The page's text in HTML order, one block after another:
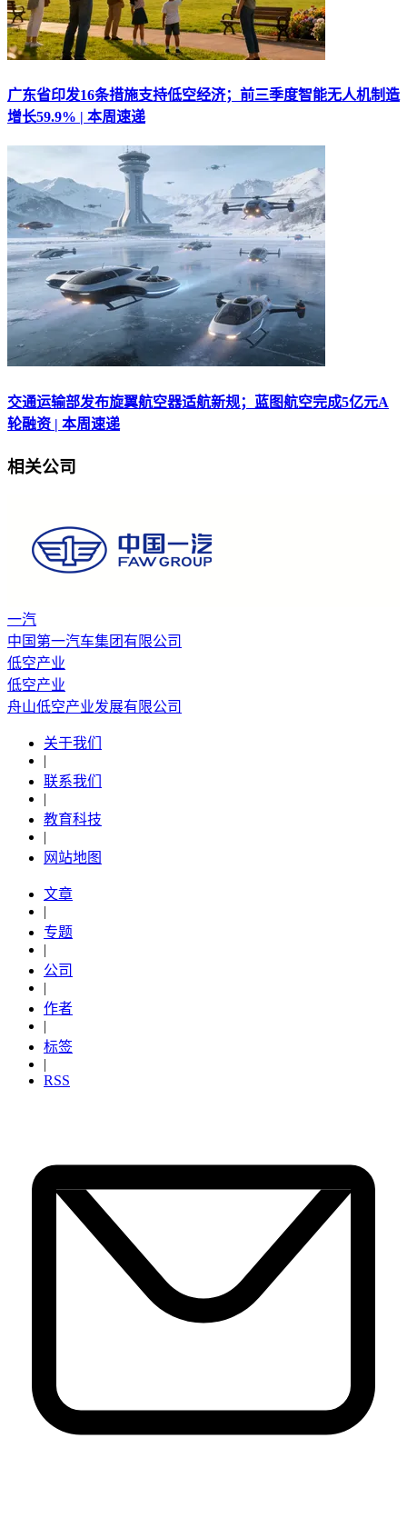
广东省印发16条措施支持低空经济；前三季度智能无人机制造
增长59.9% | 本周速递
交通运输部发布旋翼航空器适航新规；蓝图航空完成5亿元A
轮融资 | 本周速递
相关公司
一汽
中国第一汽车集团有限公司
低空产业
低空产业
舟山低空产业发展有限公司
关于我们
|
联系我们
|
教育科技
|
网站地图
文章
|
专题
|
公司
|
作者
|
标签
|
RSS